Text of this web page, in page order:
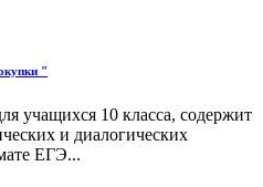
"
учащихся 10 класса, содержит
и диалогических
ЕГЭ...